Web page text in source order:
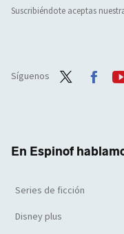
Suscribiéndote aceptas
Síguenos
En Espinof
Series de ficción
Disney plus